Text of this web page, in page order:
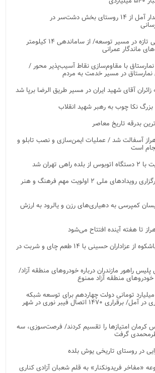
بازدید میدانی فرماندار آمل از ۱۴ روستای بخش دشت‌سر در
چالوس آماده جهشی تازه در مسیر توسعه/ از ساماندهی ۱۴ کیلومتر
ماندگار عمرانی
با مقاوم‌سازی نقاط آسیب‌پذیر محور /
نمارستاق در مسیر خدمت به مردم
بزرگ نکا چوب به رهبر شهید انقلاب
بدرقه تاریخ معاصر
آسفالت شد / عملیات ایمن‌سازی و نصب تابلو و
است
تهران شد
توسعه باغ هنر و برگزاری رویدادهای ملی ۲ اولویت مهم فرهنگ و هنر
نیسان کمپرسی به دهیاری‌های رزن و یالرود به ارزش
تا هفته آینده افتتاح می‌شود
پذیرایی متفاوت و باشکوه از عزاداران حسینی با ۱۴ طعم چای و شربت در
راهور مازندران درباره خودروهای منطقه آزاد/
منطقه آزاد ممنوع
سرمایه گذاری ۱۸۰ میلیارد تومانی دولت چهاردهم برای توسعه شبکه
تلفن همراه و فیبر نوری در آمل/ برقراری ۱۴۷۰ اتصال فیبر نوری در شهر
امتیازها را تقسیم کردند/ فرصت‌سوزی، سه
گرفت
در روستای تاریخی یوش بلده
«مفاخر فریدونکنار» به قلم شعبان آزادی کناری